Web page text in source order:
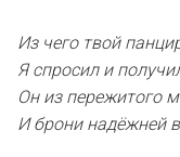
Из чего твой
Я спросил и
Он из пережитого
И брони надёжней